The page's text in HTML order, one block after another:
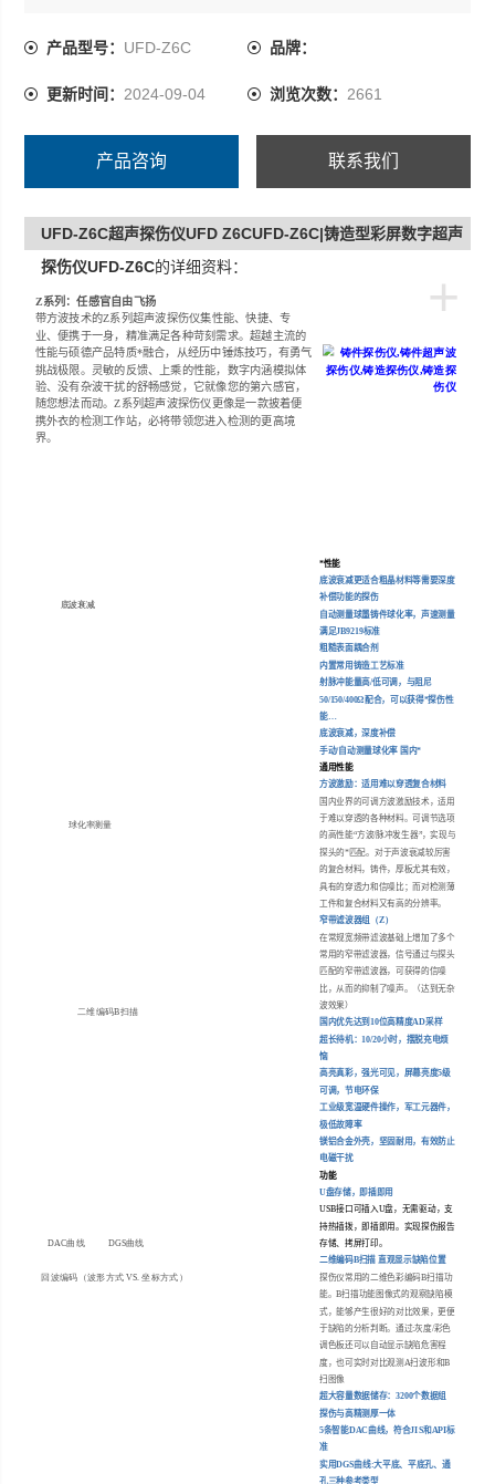
您想法而动。Z系列超声波探伤仪更像是一款披着便携外衣
产品型号： UFD-Z6C 品牌：
更新时间： 2024-09-04 浏览次数： 2661
产品咨询 联系我们
UFD-Z6C超声探伤仪UFD Z6CUFD-Z6C|铸造型彩屏数字超声
探伤仪UFD-Z6C的详细资料： +
Z系列：任感官自由飞扬
带方波技术的Z系列超声波探伤仪集性能、快捷、专
业、便携于一身，精准满足各种苛刻需求。超越主流的
性能与硕德产品特质*融合，从经历中锤炼技巧，有勇气
挑战极限。灵敏的反馈、上乘的性能，数字内涵模拟体
验、没有杂波干扰的舒畅感觉，它就像您的第六感官，
随您想法而动。Z系列超声波探伤仪更像是一款披着便
携外衣的检测工作站，必将带领您进入检测的更高境
界。
底波衰减
*性能
底波衰减更适合粗晶材料等需要深度
补偿功能的探伤
自动测量球墨铸件球化率，声速测量
满足JB9219标准
粗糙表面耦合剂
内置常用铸造工艺标准
射脉冲能量高/低可调，与阻尼
50/150/400Ω配合，可以获得*探伤性
能…
底波衰减，深度补偿
手动/自动测量球化率 国内*
通用性能
方波激励：适用难以穿透复合材料
国内业界的可调方波激励技术，适用
于难以穿透的各种材料。可调节选项
的高性能“方波/脉冲发生器”，实现与
探头的*匹配。对于声波衰减较厉害
的复合材料，铸件，厚板尤其有效，
具有的穿透力和信噪比；而对检测薄
工件和复合材料又有高的分辨率。
窄带滤波器组
（Z）
在常规宽频带滤波基础上增加了多个
常用的窄带滤波器，信号通过与探头
匹配的窄带滤波器，可获得的信噪
比，从而的抑制了噪声。（达到无杂
波效果）
国内优先达到10位高精度AD采样
超长待机：10/20小时，摆脱充电烦
恼
高亮真彩，强光可见，屏幕亮度5级
可调，节电环保
工业级宽温硬件操作，军工元器件，
极低故障率
镁铝合金外壳，坚固耐用，有效防止
电磁干扰
功能
U盘存储，即插即用
USB接口可插入U盘，无需驱动，支
持热插拨，即插即用。实现探伤报告
存储、拷屏打印。
二维编码B扫描 直观显示缺陷位置
探伤仪常用的二维色彩编码B扫描功
能。B扫描功能图像式的观察缺陷模
式，能够产生很好的对比效果，更便
于缺陷的分析判断。通过:灰度/彩色
调色板还可以自动显示缺陷危害程
度，也可实时对比观测 A扫波形和B
扫图像
超大容量数据储存：3200个数据组
探伤与高精测厚一体
5条智能DAC 曲线，符合JIS和API标
准
实用DGS曲线:大平底、平底孔、通
孔三种参考类型
球化率测量
二维编码B扫描
DAC曲线 DGS曲线
回波编码（波形方式 VS. 坐标方式）